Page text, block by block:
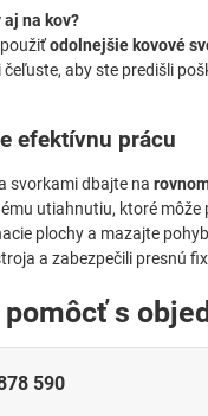
na kov?
odolnejšie kovové
čeľuste, aby ste predišli
efektívnu prácu
svorkami dbajte na
utiahnutiu, ktoré môže
plochy a mazajte
a zabezpečili presnú
s
590